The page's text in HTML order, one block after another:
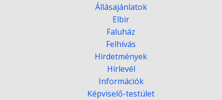
Állásajánlatok
Elbir
Faluház
Felhívás
Hirdetmények
Hírlevél
Információk
Képviselő-testület